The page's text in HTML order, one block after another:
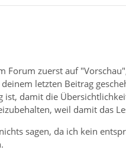
Forum zuerst auf
letzten Beitrag
damit die
weil damit das
sagen, da ich kein